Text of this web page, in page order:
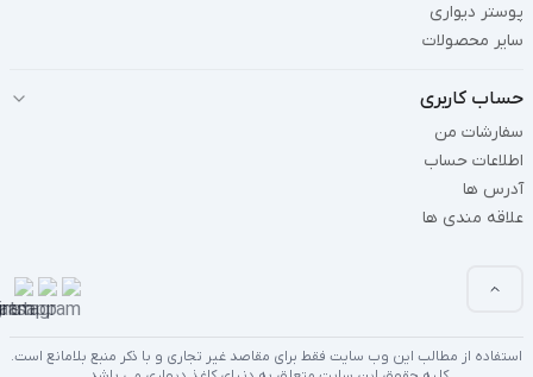
پوستر دیواری
سایر محصولات
حساب کاربری
سفارشات من
اطلاعات حساب
آدرس ها
علاقه مندی ها
استفاده از مطالب این وب سایت فقط برای مقاصد غیر تجاری و با ذکر منبع بلامانع است.